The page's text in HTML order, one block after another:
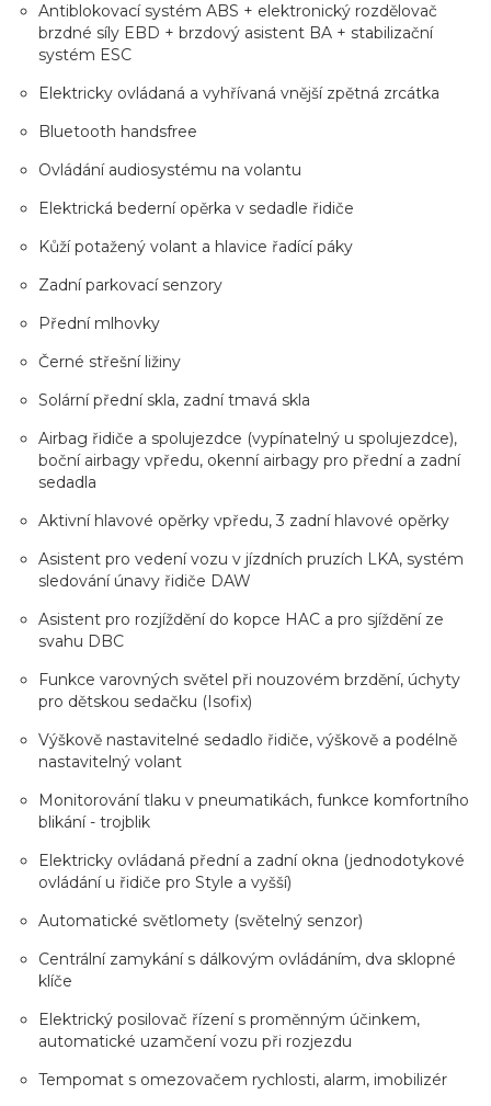
Antiblokovací systém ABS + elektronický rozdělovač
brzdné síly EBD + brzdový asistent BA + stabilizační
systém ESC
Elektricky ovládaná a vyhřívaná vnější zpětná zrcátka
Bluetooth handsfree
Ovládání audiosystému na volantu
Elektrická bederní opěrka v sedadle řidiče
Kůží potažený volant a hlavice řadící páky
Zadní parkovací senzory
Přední mlhovky
Černé střešní ližiny
Solární přední skla, zadní tmavá skla
Airbag řidiče a spolujezdce (vypínatelný u spolujezdce),
boční airbagy vpředu, okenní airbagy pro přední a zadní
sedadla
Aktivní hlavové opěrky vpředu, 3 zadní hlavové opěrky
Asistent pro vedení vozu v jízdních pruzích LKA, systém
sledování únavy řidiče DAW
Asistent pro rozjíždění do kopce HAC a pro sjíždění ze
svahu DBC
Funkce varovných světel při nouzovém brzdění, úchyty
pro dětskou sedačku (Isofix)
Výškově nastavitelné sedadlo řidiče, výškově a podélně
nastavitelný volant
Monitorování tlaku v pneumatikách, funkce komfortního
blikání - trojblik
Elektricky ovládaná přední a zadní okna (jednodotykové
ovládání u řidiče pro Style a vyšší)
Automatické světlomety (světelný senzor)
Centrální zamykání s dálkovým ovládáním, dva sklopné
klíče
Elektrický posilovač řízení s proměnným účinkem,
automatické uzamčení vozu při rozjezdu
Tempomat s omezovačem rychlosti, alarm, imobilizér